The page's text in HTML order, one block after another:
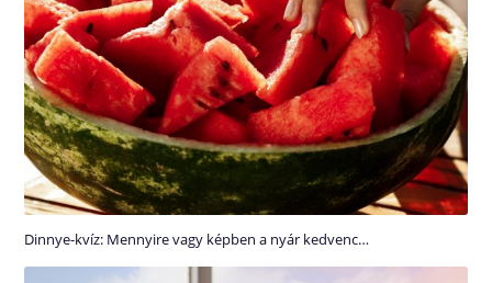
Dinnye-kvíz: Mennyire vagy képben a nyár kedvenc…